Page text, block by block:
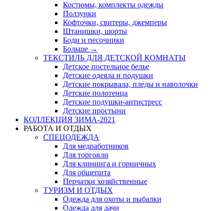
Костюмы, комплекты одежды
Ползунки
Кофточки, свитеры, джемперы
Штанишки, шорты
Боди и песочники
Больше →
ТЕКСТИЛЬ ДЛЯ ДЕТСКОЙ КОМНАТЫ
Детское постельное белье
Детские одеяла и подушки
Детские покрывала, пледы и наволочки
Детские полотенца
Детские подушки-антистресс
Детские простыни
КОЛЛЕКЦИЯ ЗИМА-2021
РАБОТА И ОТДЫХ
СПЕЦОДЕЖДА
Для медработников
Для торговли
Для клининга и горничных
Для общепита
Перчатки хозяйственные
ТУРИЗМ И ОТДЫХ
Одежда для охоты и рыбалки
Одежда для дачи